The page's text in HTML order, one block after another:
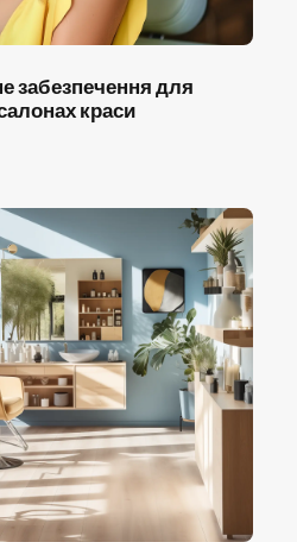
забезпечення для
краси